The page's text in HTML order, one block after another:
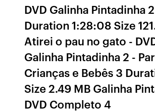
DVD Galinha Pintadinha 2
Duration 1:28:08 Size
Atirei o pau no gato -
Galinha Pintadinha 2 -
Crianças e Bebês 3
Size 2.49 MB Galinha
DVD Completo 4